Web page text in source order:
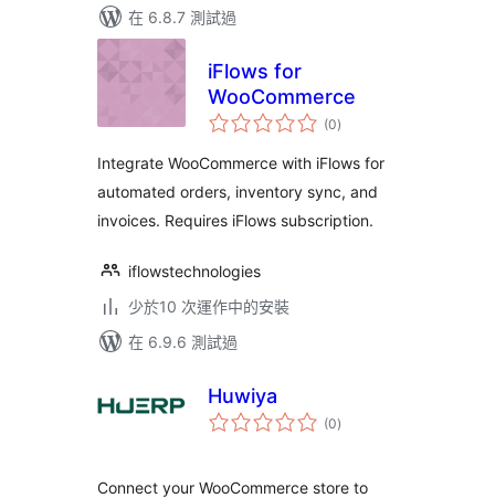
在 6.8.7 測試過
iFlows for
WooCommerce
(0總
評)
Integrate WooCommerce with iFlows for
automated orders, inventory sync, and
invoices. Requires iFlows subscription.
iflowstechnologies
少於10 次運作中的安裝
在 6.9.6 測試過
Huwiya
(0總
評)
Connect your WooCommerce store to